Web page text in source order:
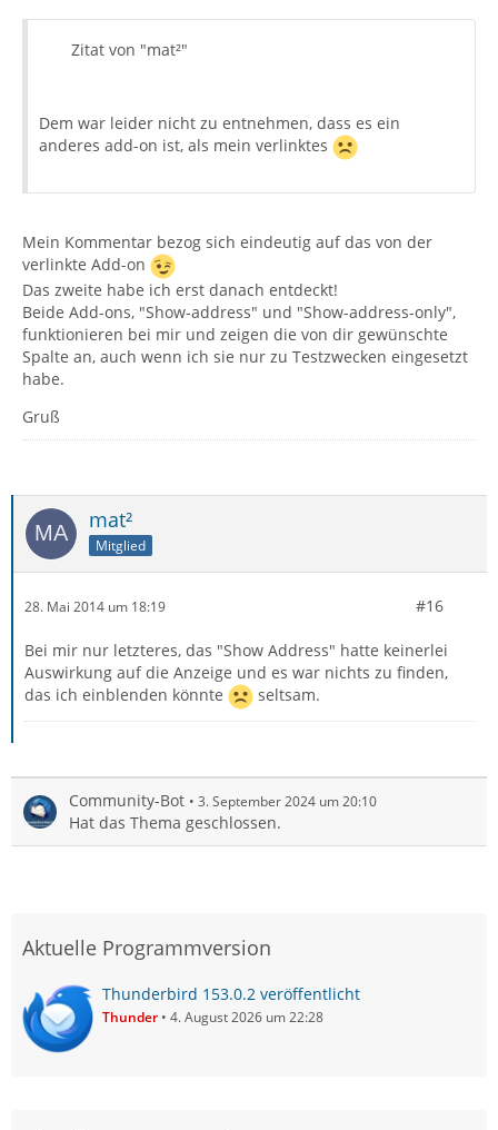
Zitat von "mat²"
Dem war leider nicht zu entnehmen, dass es ein
anderes add-on ist, als mein verlinktes
Mein Kommentar bezog sich eindeutig auf das von der
verlinkte Add-on
Das zweite habe ich erst danach entdeckt!
Beide Add-ons, "Show-address" und "Show-address-only",
funktionieren bei mir und zeigen die von dir gewünschte
Spalte an, auch wenn ich sie nur zu Testzwecken eingesetzt
habe.
Gruß
mat²
Mitglied
28. Mai 2014 um 18:19 #16
Bei mir nur letzteres, das "Show Address" hatte keinerlei
Auswirkung auf die Anzeige und es war nichts zu finden,
das ich einblenden könnte
seltsam.
Community-Bot 3. September 2024 um 20:10
Hat das Thema geschlossen.
Aktuelle Programmversion
Thunderbird 153.0.2 veröffentlicht
Thunder 4. August 2026 um 22:28